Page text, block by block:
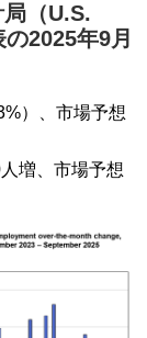
（U.S.
2025年9月
）、市場予想
増、市場予想